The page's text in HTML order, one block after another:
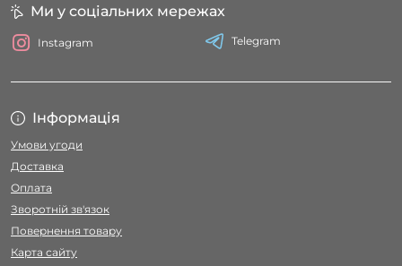
Інформація
Умови угоди
Доставка
Оплата
Зворотній зв'язок
Повернення товару
Карта сайту
Ми у соціальних мережах
Instagram Telegram